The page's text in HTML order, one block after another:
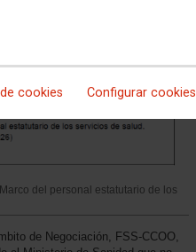
cookies Configurar cookies
del personal estatutario de los
de Negociación, FSS-CCOO,